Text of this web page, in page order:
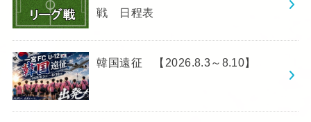
戦 日程表
韓国遠征 【2026.8.3～8.10】